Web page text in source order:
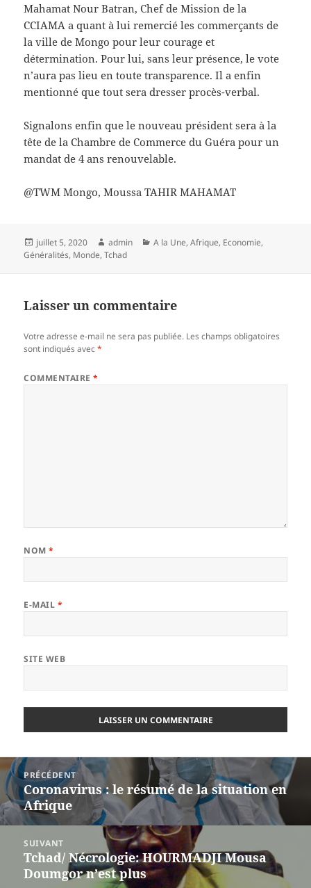
Mahamat Nour Batran, Chef de Mission de la
CCIAMA a quant à lui remercié les commerçants de
la ville de Mongo pour leur courage et
détermination. Pour lui, sans leur présence, le vote
n’aura pas lieu en toute transparence. Il a enfin
mentionné que tout sera dresser procès-verbal.
Signalons enfin que le nouveau président sera à la
tête de la Chambre de Commerce du Guéra pour un
mandat de 4 ans renouvelable.
@TWM Mongo, Moussa TAHIR MAHAMAT
Publié
le
juillet 5, 2020 Auteur
admin Catégories
A la Une,Afrique, Economie,
Généralités, Monde,Tchad
Laisser un commentaire
Votre adresse e-mail ne sera pas publiée. Les champs obligatoires
sont indiqués avec*
COMMENTAIRE*
NOM*
E-MAIL *
SITE WEB
Navigation
de
l’article
PRÉCÉDENT
Article
précédent :
Coronavirus : le résumé de la situation en
Afrique
SUIVANT
Article
suivant :
Tchad/ Nécrologie: HOURMADJI Mousa
Doumgor n’est plus